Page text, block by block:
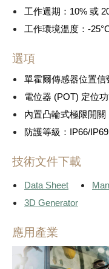
工作週期：10% 或
工作環境溫度：-
選項
單霍爾傳感器位置信
電位器 (POT) 定位
內置凸輪式極限開關
防護等級：IP66/
技術文件下載
Data Sheet
3D Generator
應用產業